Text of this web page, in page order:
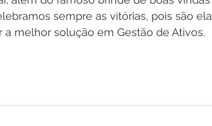
sempre as vitórias, pois são
melhor solução em Gestão de Ativos.